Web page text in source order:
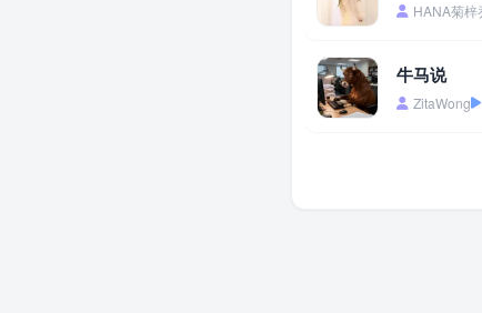
HANA菊梓
牛马说
ZitaWong